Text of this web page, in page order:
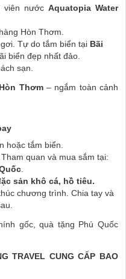
viên nước Aquatopia Water
Hòn Thơm.
Tự do tắm biển tại Bãi
biển đẹp nhất đảo.
sạn.
Thơm– ngắm toàn cảnh
hoặc tắm biển.
quan và mua sắm tại:
.
sản khô cá, hồ tiêu.
chương trình. Chia tay và
gốc, quà tặng Phú Quốc
TRAVEL CUNG CẤP BAO